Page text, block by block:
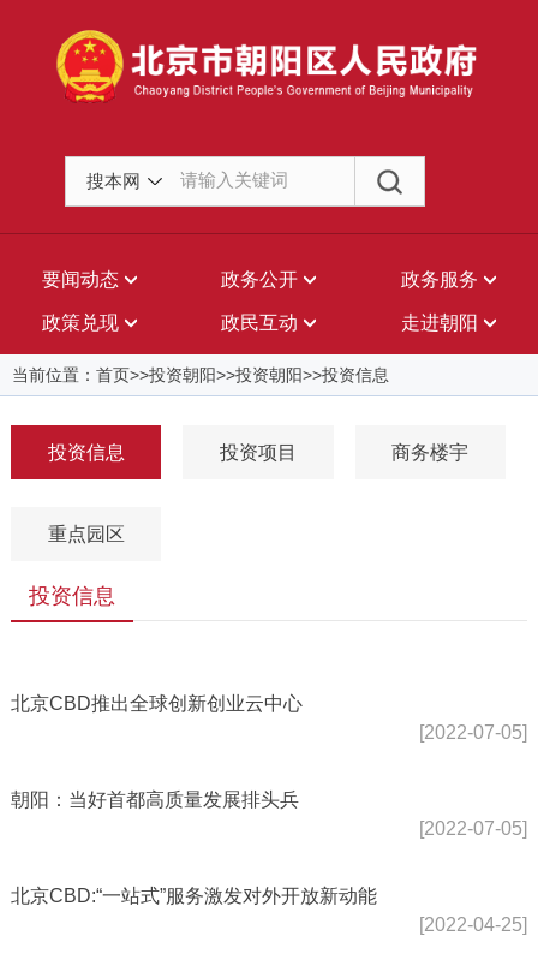
搜本网
要闻动态 政务公开 政务服务
政策兑现 政民互动 走进朝阳
当前位置：首页>>投资朝阳>>投资朝阳>>投资信息
投资信息 投资项目 商务楼宇
重点园区
投资信息
[2022-07-05]
北京CBD推出全球创新创业云中心
[2022-07-05]
朝阳：当好首都高质量发展排头兵
[2022-04-25]
北京CBD:“一站式”服务激发对外开放新动能